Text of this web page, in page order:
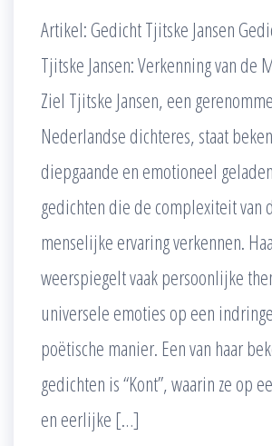
Artikel: Gedicht Tjitske Jansen
Tjitske Jansen: Verkenning van de
Ziel Tjitske Jansen, een
Nederlandse dichteres, staat
diepgaande en emotioneel geladen
gedichten die de complexiteit van
menselijke ervaring verkennen.
weerspiegelt vaak persoonlijke
universele emoties op een
poëtische manier. Een van haar
gedichten is “Kont”, waarin ze op
en eerlijke […]